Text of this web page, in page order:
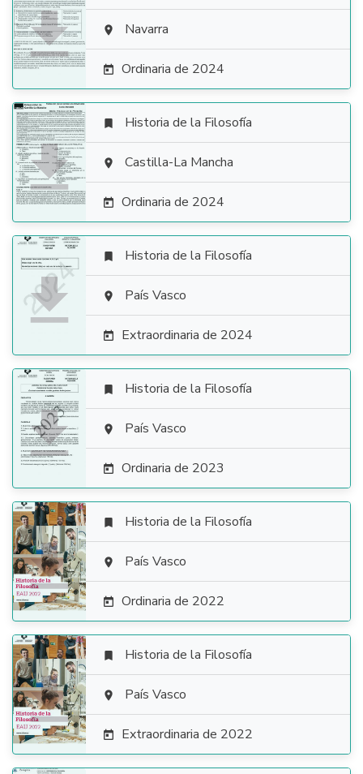
  Navarra
 Ordinaria de 2024

 Historia de la Filosofía
 Castilla-La Mancha
 Ordinaria de 2024

 Historia de la Filosofía
 País Vasco
 Extraordinaria de 2024

 Historia de la Filosofía
 País Vasco
 Ordinaria de 2023

 Historia de la Filosofía
 País Vasco
 Ordinaria de 2022

 Historia de la Filosofía
 País Vasco
 Extraordinaria de 2022